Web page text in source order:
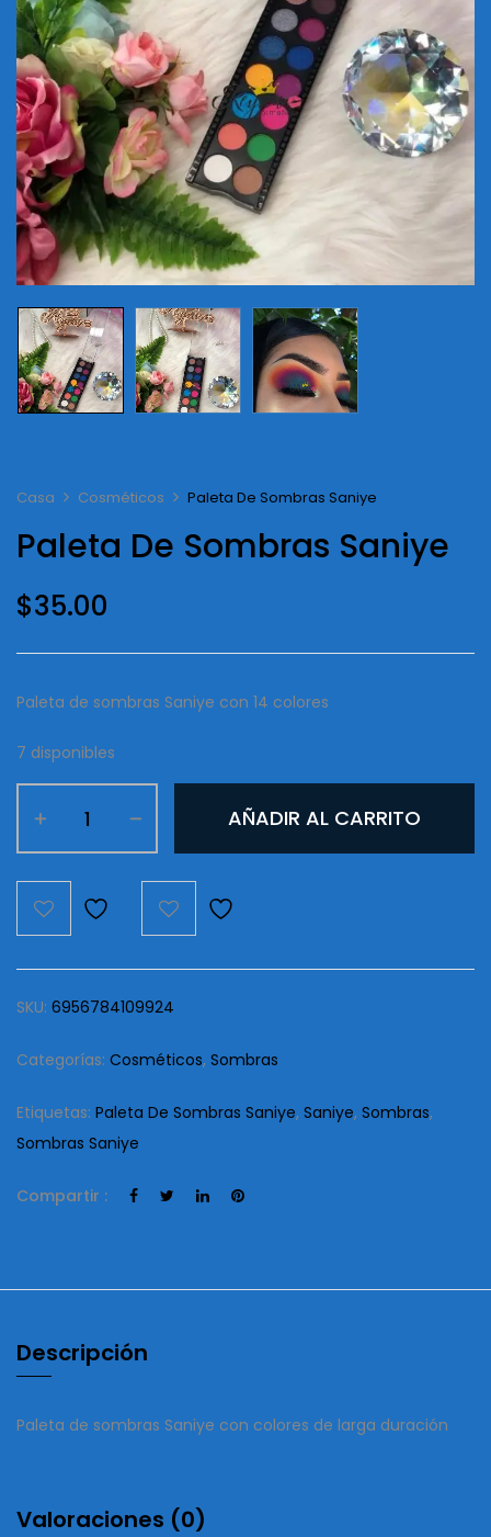
Casa Cosméticos Paleta De Sombras Saniye
Paleta De Sombras Saniye
$35.00
Paleta de sombras Saniye con 14 colores
7 disponibles
cantidad
AÑADIR AL CARRITO
SKU: 6956784109924
Categorías: Cosméticos, Sombras
Etiquetas: Paleta De Sombras Saniye, Saniye, Sombras,
Sombras Saniye
Compartir :
Descripción
Paleta de sombras Saniye con colores de larga duración
Valoraciones (0)